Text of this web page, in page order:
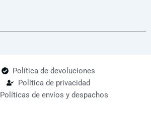
Política de devoluciones
Política de privacidad
Políticas de envíos y despachos